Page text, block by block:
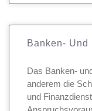
Banken-
Das Banken-
anderem die
und